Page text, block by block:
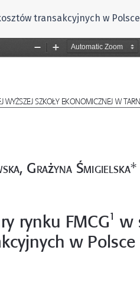
transakcyjnych w Polsce